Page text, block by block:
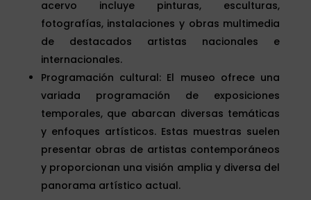
acervo incluye pinturas, esculturas,
fotografías, instalaciones y obras multimedia
de destacados artistas nacionales e
internacionales.
Programación cultural: El museo ofrece una
variada programación de exposiciones
temporales, que abarcan diversas temáticas
y enfoques artísticos. Estas muestras suelen
presentar obras de artistas contemporáneos
y proporcionan una visión amplia y diversa del
panorama artístico actual.